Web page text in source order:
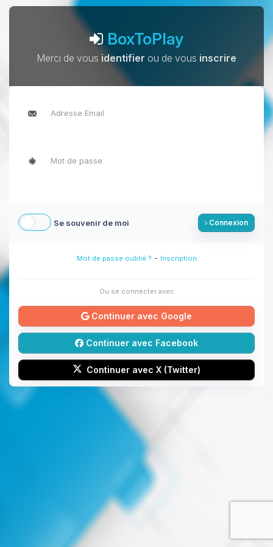
BoxToPlay
Merci de vous identifier ou de vous inscrire
Se souvenir de moi Connexion
Mot de passe oublié ? - Inscription
Ou se connecter avec
Continuer avec Google
Continuer avec Facebook
Continuer avec X (Twitter)